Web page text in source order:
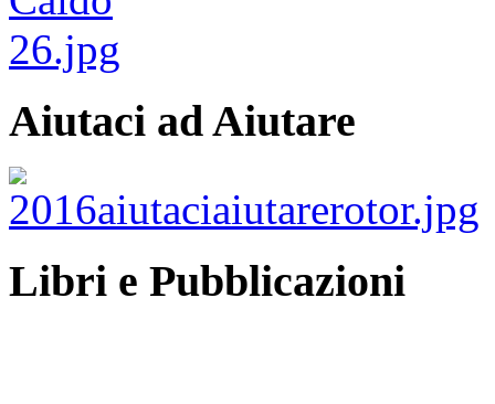
Aiutaci ad Aiutare
Libri e Pubblicazioni